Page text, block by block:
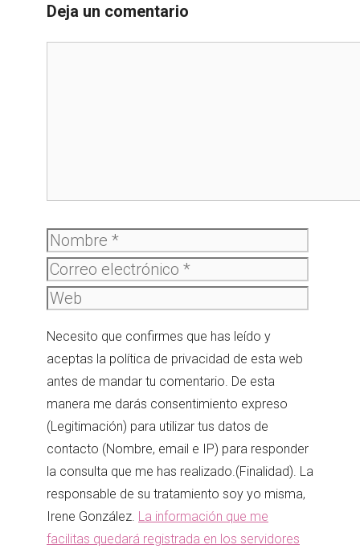
Deja un comentario
Nombre
Necesito que confirmes que has leído y
aceptas la política de privacidad de esta web
antes de mandar tu comentario. De esta
manera me darás consentimiento expreso
(Legitimación) para utilizar tus datos de
contacto (Nombre, email e IP) para responder
la consulta que me has realizado.(Finalidad). La
responsable de su tratamiento soy yo misma,
Irene González. La información que me
facilitas quedará registrada en los servidores